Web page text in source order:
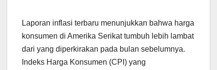
Laporan inflasi terbaru menunjukkan bahwa harga
konsumen di Amerika Serikat tumbuh lebih lambat
dari yang diperkirakan pada bulan sebelumnya.
Indeks Harga Konsumen (CPI) yang